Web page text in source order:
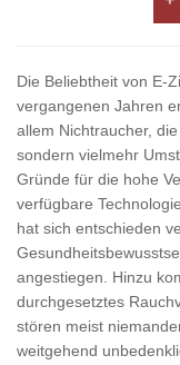
Die Beliebtheit von E-
vergangenen Jahren
allem Nichtraucher,
sondern vielmehr
Gründe für die hohe
verfügbare
hat sich entschieden
angestiegen. Hinzu
durchgesetztes
stören meist
weitgehend